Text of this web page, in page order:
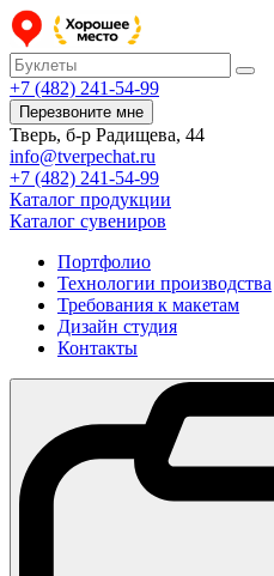
+7 (482) 241-54-99
Перезвоните мне
Тверь, б-р Радищева, 44
info@tverpechat.ru
+7 (482) 241-54-99
Каталог продукции
Каталог сувениров
Портфолио
Технологии производства
Требования к макетам
Дизайн студия
Контакты